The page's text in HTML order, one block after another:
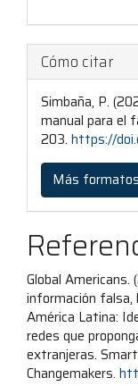
Cómo citar
Simbaña, P.
manual para el
203. https://
Más
Global Americans.
información falsa,
América Latina:
redes que
extranjeras.
Changemakers.